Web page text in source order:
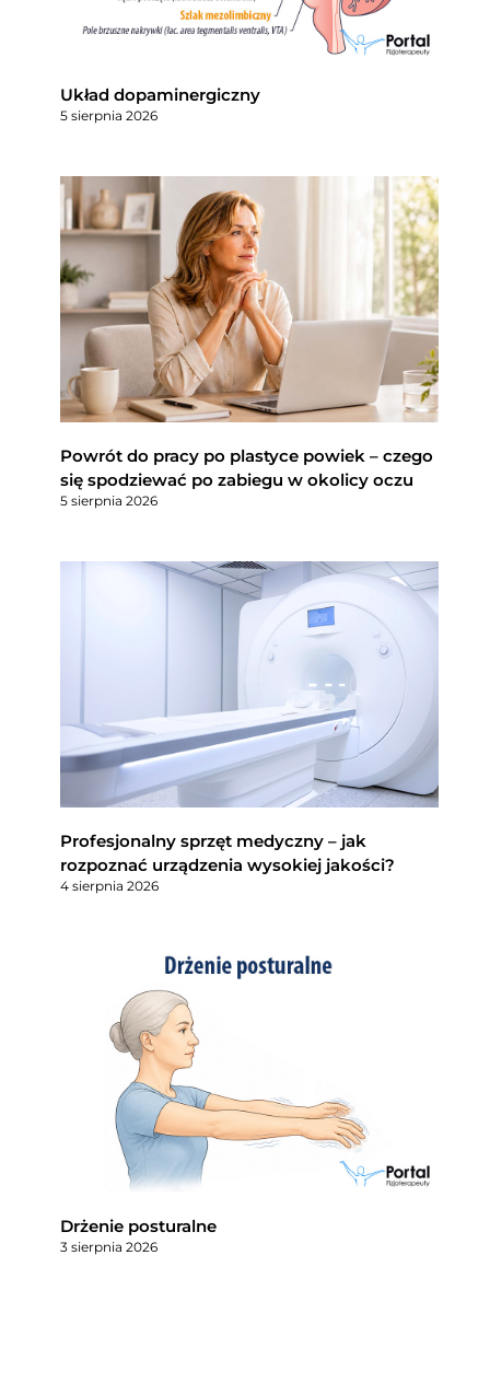
Układ dopaminergiczny
5 sierpnia 2026
Powrót do pracy po plastyce powiek – czego
się spodziewać po zabiegu w okolicy oczu
5 sierpnia 2026
Profesjonalny sprzęt medyczny – jak
rozpoznać urządzenia wysokiej jakości?
4 sierpnia 2026
Drżenie posturalne
3 sierpnia 2026